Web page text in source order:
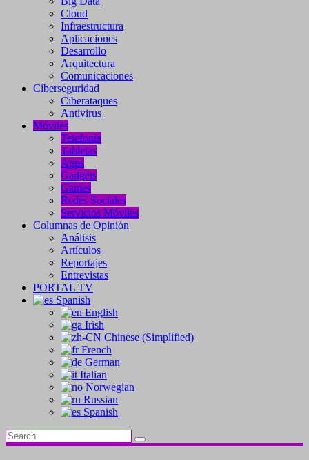
Cloud
Infraestructura
Aplicaciones
Desarrollo
Arquitectura
Comunicaciones
Ciberseguridad
Ciberataques
Antivirus
Móviles
Telefonía
Tabletas
Apps
Gadgets
Games
Redes Sociales
Servicios Móviles
Columnas de Opinión
Análisis
Artículos
Reportajes
Entrevistas
PORTAL TV
Spanish
English
Irish
Chinese (Simplified)
French
German
Italian
Norwegian
Russian
Spanish